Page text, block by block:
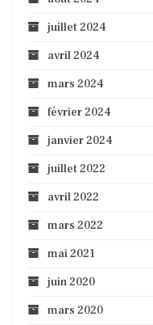
juillet 2024
avril 2024
mars 2024
février 2024
janvier 2024
juillet 2022
avril 2022
mars 2022
mai 2021
juin 2020
mars 2020